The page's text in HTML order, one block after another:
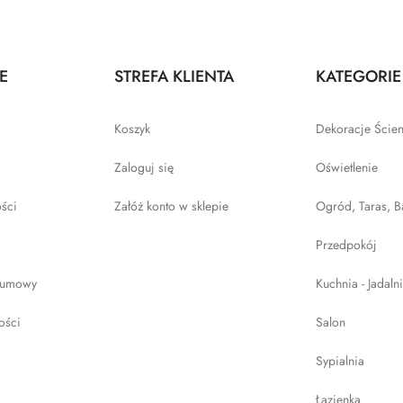
STREFA KLIENTA
Koszyk
Zaloguj się
Załóż konto w sklepie
KATEGORIE
Dekoracje
Oświetlenie
Ogród, Taras,
Przedpokój
Kuchnia -
Salon
Sypialnia